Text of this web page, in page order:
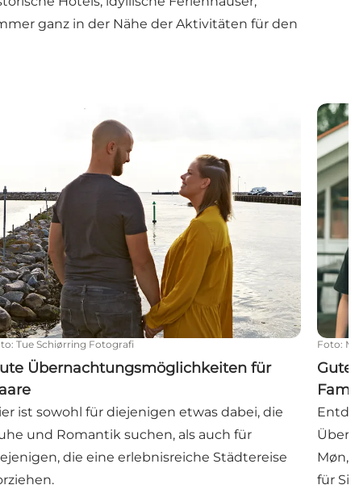
ganz in der Nähe der Aktivitäten für den
Übernachtungsmöglichkeiten für Paare
: Tue Schiørring Fotografi
Übernachtungsmöglichkeiten für
ist sowohl für diejenigen etwas dabei, die
und Romantik suchen, als auch für
die eine erlebnisreiche Städtereise
Gute
Foto:
Møn,
für